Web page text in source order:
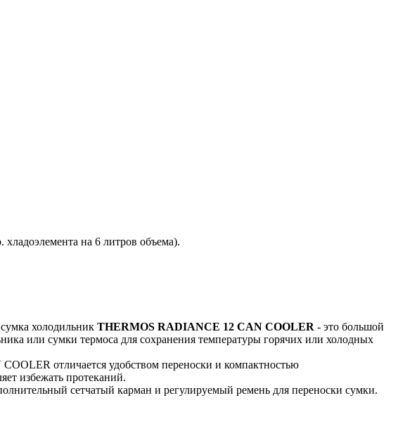
хладоэлемента на 6 литров объема).
холодильник THERMOS RADIANCE 12 CAN COOLER - это большой
или сумки термоса для сохранения температуры горячих или холодных
отличается удобством переноски и компактностью
избежать протеканий.
сетчатый карман и регулируемый ремень для переноски сумки.